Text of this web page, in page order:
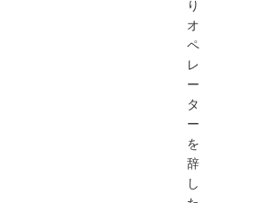
り
オ
ペ
レ
ー
タ
ー
を
辞
し